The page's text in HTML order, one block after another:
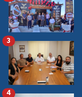
3
4